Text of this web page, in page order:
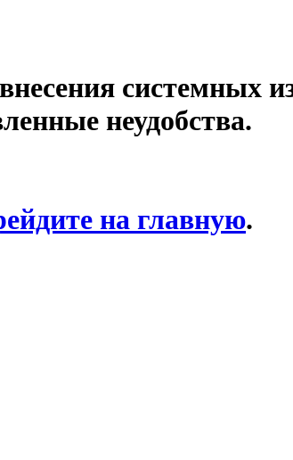
системных
неудобства.
на главную.